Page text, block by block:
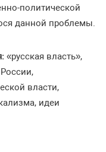
политической
данной проблемы.
«русская власть»,
власти,
идеи